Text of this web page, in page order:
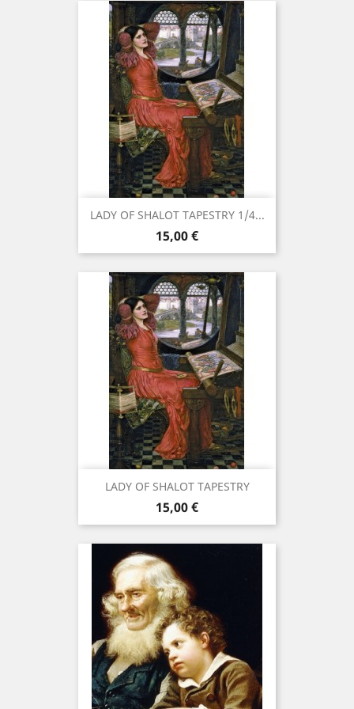
LADY OF SHALOT TAPESTRY 1/4...
Prix
15,00 €
LADY OF SHALOT TAPESTRY
Prix
15,00 €